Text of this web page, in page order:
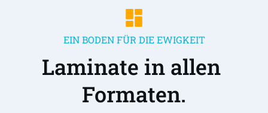
EIN BODEN FÜR DIE EWIGKEIT
Laminate in allen
Formaten.